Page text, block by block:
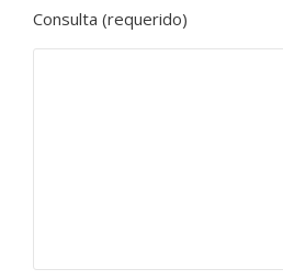
Consulta (requerido)